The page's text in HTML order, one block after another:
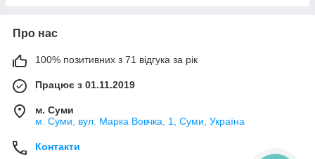
Про нас
100% позитивних з 71 відгука за рік
Працює з 01.11.2019
м. Суми
м. Суми, вул. Марка Вовчка, 1, Суми, Україна
Контакти